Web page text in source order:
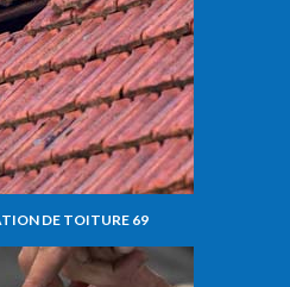
DE TOITURE 69